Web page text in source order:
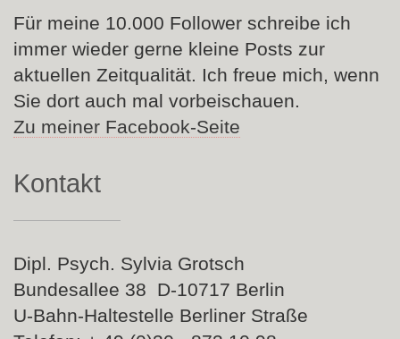
Für meine 10.000 Follower schreibe ich
immer wieder gerne kleine Posts zur
aktuellen Zeitqualität. Ich freue mich, wenn
Sie dort auch mal vorbeischauen.
Zu meiner Facebook-Seite
Kontakt
Dipl. Psych. Sylvia Grotsch
Bundesallee 38 D-10717 Berlin
U-Bahn-Haltestelle Berliner Straße